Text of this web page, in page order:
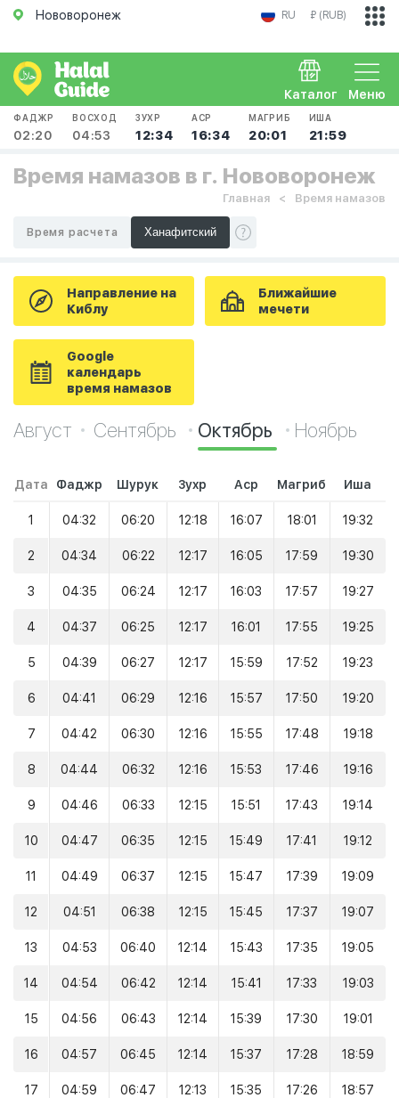
Нововоронеж RU ₽ (RUB)
Меню
Каталог
ФАДЖР
02:20
ВОСХОД
04:53
ЗУХР
12:34
АСР
16:34
МАГРИБ
20:01
ИША
21:59
Время намазов в г. Нововоронеж
Главная Время намазов
Время расчета
Направление на
Киблу
Ближайшие
мечети
Google
календарь
время намазов
Август Сентябрь Октябрь Ноябрь
Дата Фаджр Шурук Зухр Аср Магриб Иша
1 04:32 06:20 12:18 16:07 18:01 19:32
2 04:34 06:22 12:17 16:05 17:59 19:30
3 04:35 06:24 12:17 16:03 17:57 19:27
4 04:37 06:25 12:17 16:01 17:55 19:25
5 04:39 06:27 12:17 15:59 17:52 19:23
6 04:41 06:29 12:16 15:57 17:50 19:20
7 04:42 06:30 12:16 15:55 17:48 19:18
8 04:44 06:32 12:16 15:53 17:46 19:16
9 04:46 06:33 12:15 15:51 17:43 19:14
10 04:47 06:35 12:15 15:49 17:41 19:12
11 04:49 06:37 12:15 15:47 17:39 19:09
12 04:51 06:38 12:15 15:45 17:37 19:07
13 04:53 06:40 12:14 15:43 17:35 19:05
14 04:54 06:42 12:14 15:41 17:33 19:03
15 04:56 06:43 12:14 15:39 17:30 19:01
16 04:57 06:45 12:14 15:37 17:28 18:59
17 04:59 06:47 12:13 15:35 17:26 18:57